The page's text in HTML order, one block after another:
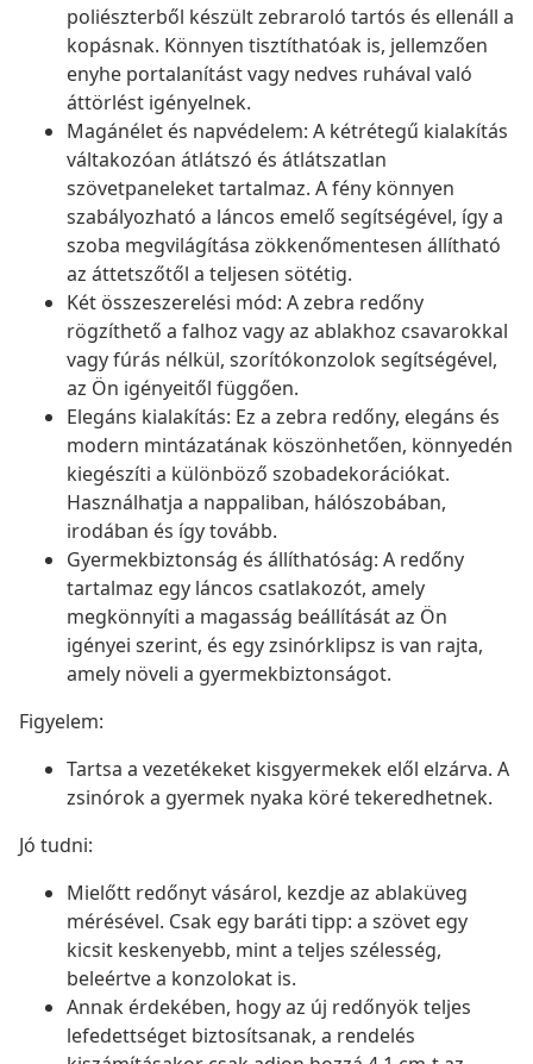
poliészterből készült zebraroló tartós és ellenáll a
kopásnak. Könnyen tisztíthatóak is, jellemzően
enyhe portalanítást vagy nedves ruhával való
áttörlést igényelnek.
Magánélet és napvédelem: A kétrétegű kialakítás
váltakozóan átlátszó és átlátszatlan
szövetpaneleket tartalmaz. A fény könnyen
szabályozható a láncos emelő segítségével, így a
szoba megvilágítása zökkenőmentesen állítható
az áttetszőtől a teljesen sötétig.
Két összeszerelési mód: A zebra redőny
rögzíthető a falhoz vagy az ablakhoz csavarokkal
vagy fúrás nélkül, szorítókonzolok segítségével,
az Ön igényeitől függően.
Elegáns kialakítás: Ez a zebra redőny, elegáns és
modern mintázatának köszönhetően, könnyedén
kiegészíti a különböző szobadekorációkat.
Használhatja a nappaliban, hálószobában,
irodában és így tovább.
Gyermekbiztonság és állíthatóság: A redőny
tartalmaz egy láncos csatlakozót, amely
megkönnyíti a magasság beállítását az Ön
igényei szerint, és egy zsinórklipsz is van rajta,
amely növeli a gyermekbiztonságot.
Figyelem:
Tartsa a vezetékeket kisgyermekek elől elzárva. A
zsinórok a gyermek nyaka köré tekeredhetnek.
Jó tudni:
Mielőtt redőnyt vásárol, kezdje az ablaküveg
mérésével. Csak egy baráti tipp: a szövet egy
kicsit keskenyebb, mint a teljes szélesség,
beleértve a konzolokat is.
Annak érdekében, hogy az új redőnyök teljes
lefedettséget biztosítsanak, a rendelés